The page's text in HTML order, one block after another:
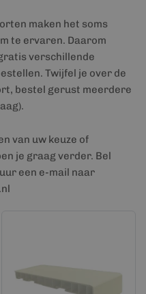
maken het soms
te ervaren. Daarom
verschillende
Twijfel je over de
bestel gerust meerdere
van uw keuze of
je graag verder. Bel
een e-mail naar